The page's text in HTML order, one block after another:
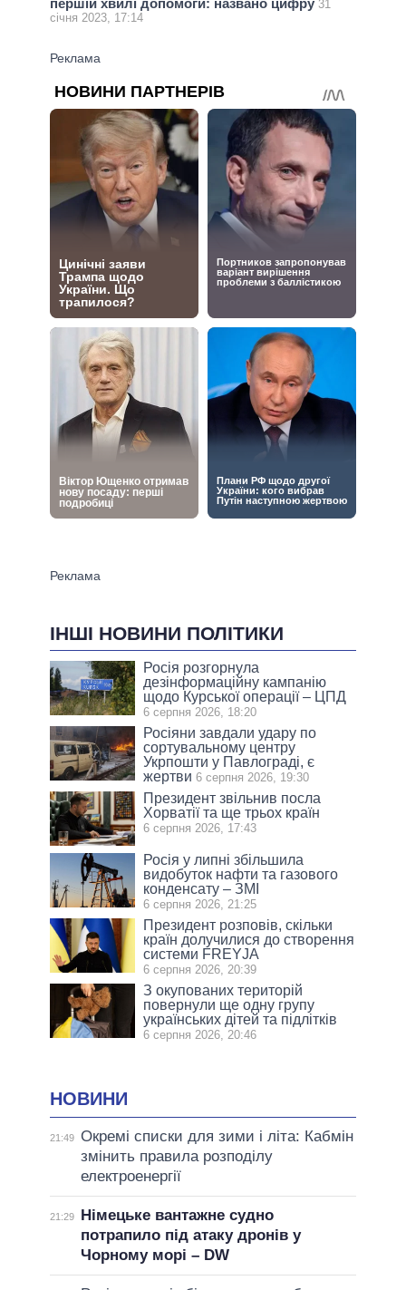
31
січня 2023, 17:14
ІНШІ НОВИНИ ПОЛІТИКИ
Росія розгорнула
дезінформаційну кампанію
щодо Курської операції – ЦПД
6 серпня 2026, 18:20
Росіяни завдали удару по
сортувальному центру
Укрпошти у Павлограді, є
жертви 6 серпня 2026, 19:30
Президент звільнив посла
Хорватії та ще трьох країн
6 серпня 2026, 17:43
Росія у липні збільшила
видобуток нафти та газового
конденсату – ЗМІ
6 серпня 2026, 21:25
Президент розповів, скільки
країн долучилися до створення
системи FREYJA
6 серпня 2026, 20:39
З окупованих територій
повернули ще одну групу
українських дітей та підлітків
6 серпня 2026, 20:46
НОВИНИ
21:49 Окремі списки для зими і літа: Кабмін
змінить правила розподілу
електроенергії
21:29
Німецьке вантажне судно
потрапило під атаку дронів у
Чорному морі – DW